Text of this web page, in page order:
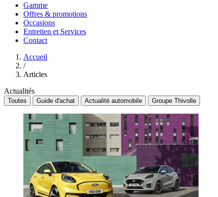
Gamme
Offres & promotions
Occasions
Entretien et Services
Contact
Accueil
/
Articles
Actualités
Toutes Guide d'achat Actualité automobile Groupe Thivolle